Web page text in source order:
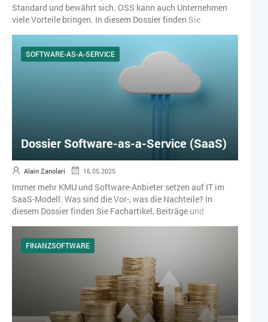
Standard und bewährt sich. OSS kann auch Unternehmen
viele Vorteile bringen. In diesem Dossier finden Sie
SOFTWARE-AS-A-SERVICE
Dossier Software-as-a-Service (SaaS)
Alain Zanolari 16.05.2025
Immer mehr KMU und Software-Anbieter setzen auf IT im
SaaS-Modell. Was sind die Vor-, was die Nachteile? In
diesem Dossier finden Sie Fachartikel, Beiträge und
FINANZSOFTWARE